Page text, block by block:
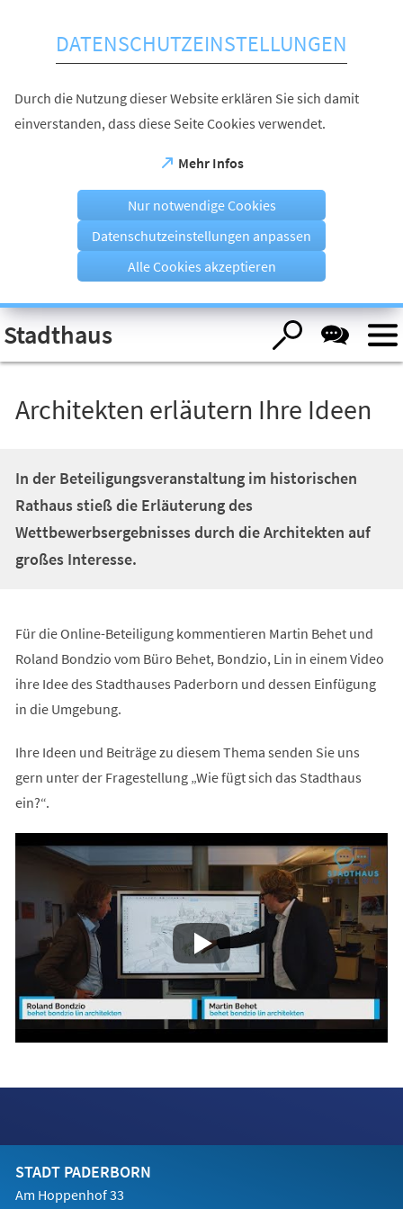
Visuelle
Assistenzsoftware
öffnen.
DATENSCHUTZEINSTELLUNGEN
Durch die Nutzung dieser Website erklären Sie sich damit
einverstanden, dass diese Seite Cookies verwendet.
Mehr Infos
(Öffnet
einem
neuen
Tab)
Nur notwendige Cookies
Datenschutzeinstellungen anpassen
Alle Cookies akzeptieren
Stadthaus
Architekten erläutern Ihre Ideen
In der Beteiligungsveranstaltung im historischen
Rathaus stieß die Erläuterung des
Wettbewerbsergebnisses durch die Architekten auf
großes Interesse.
Für die Online-Beteiligung kommentieren Martin Behet und
Roland Bondzio vom Büro Behet, Bondzio, Lin in einem Video
ihre Idee des Stadthauses Paderborn und dessen Einfügung
in die Umgebung.
Ihre Ideen und Beiträge zu diesem Thema senden Sie uns
gern unter der Fragestellung „Wie fügt sich das Stadthaus
ein?“.
STADT PADERBORN
Am Hoppenhof 33